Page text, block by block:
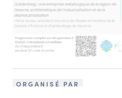
ORGANISÉ PAR